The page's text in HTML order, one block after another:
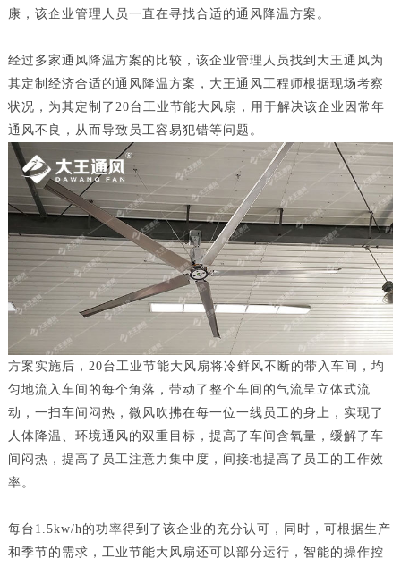
康，该企业管理人员一直在寻找合适的通风降温方案。
经过多家通风降温方案的比较，该企业管理人员找到大王通风为
其定制经济合适的通风降温方案，大王通风工程师根据现场考察
状况，为其定制了20台工业节能大风扇，用于解决该企业因常年
通风不良，从而导致员工容易犯错等问题。
方案实施后，20台工业节能大风扇将冷鲜风不断的带入车间，均
匀地流入车间的每个角落，带动了整个车间的气流呈立体式流
动，一扫车间闷热，微风吹拂在每一位一线员工的身上，实现了
人体降温、环境通风的双重目标，提高了车间含氧量，缓解了车
间闷热，提高了员工注意力集中度，间接地提高了员工的工作效
率。
每台1.5kw/h的功率得到了该企业的充分认可，同时，可根据生产
和季节的需求，工业节能大风扇还可以部分运行，智能的操作控